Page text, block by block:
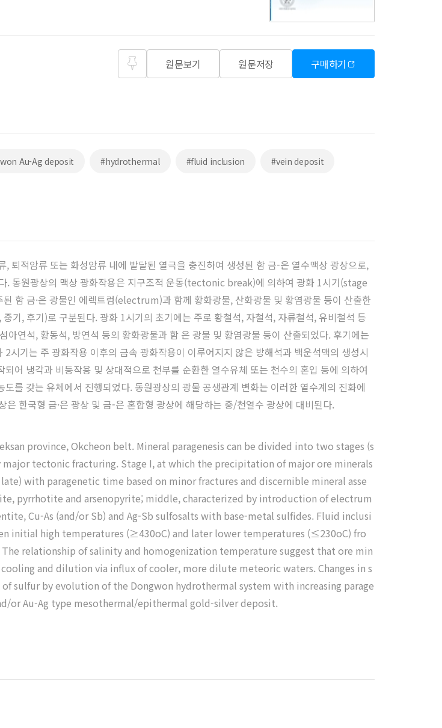
원문보기 원문저장 구매하기
Au-Ag deposit #hydrothermal #fluid inclusion #vein deposit
퇴적암류 또는 화성암류 내에 발달된 열극을 충진하여 생성된 함 금-은 열수맥상 광상으로,
. 동원광상의 맥상 광화작용은 지구조적 운동(tectonic break)에 의하여 광화 1시기(stage
함 금·은 광물인 에렉트럼(electrum)과 함께 황화광물, 산화광물 및 황염광물 등이 산출한
기, 후기)로 구분된다. 광화 1시기의 초기에는 주로 황철석, 자철석, 자류철석, 유비철석 등
연석, 황동석, 방연석 등의 황화광물과 함 은 광물 및 황염광물 등이 산출되었다. 후기에는
시기는 주 광화작용 이후의 금속 광화작용이 이루어지지 않은 방해석과 백운석맥의 생성시
냉각과 비등작용 및 상대적으로 천부를 순환한 열수유체 또는 천수의 혼입 등에 의하여
는 유체에서 진행되었다. 동원광상의 광물 공생관계 변화는 이러한 열수계의 진화에
한국형 금·은 광상 및 금-은 혼합형 광상에 해당하는 중/천열수 광상에 대비된다.
province, Okcheon belt. Mineral paragenesis can be divided into two stages (s
major tectonic fracturing. Stage I, at which the precipitation of major ore minerals
with paragenetic time based on minor fractures and discernible mineral asse
pyrrhotite and arsenopyrite; middle, characterized by introduction of electrum
Cu-As (and/or Sb) and Ag-Sb sulfosalts with base-metal sulfides. Fluid inclusi
initial high temperatures (≥430oC) and later lower temperatures (≤230oC) fro
relationship of salinity and homogenization temperature suggest that ore min
and dilution via influx of cooler, more dilute meteoric waters. Changes in s
sulfur by evolution of the Dongwon hydrothermal system with increasing parage
or Au-Ag type mesothermal/epithermal gold-silver deposit.